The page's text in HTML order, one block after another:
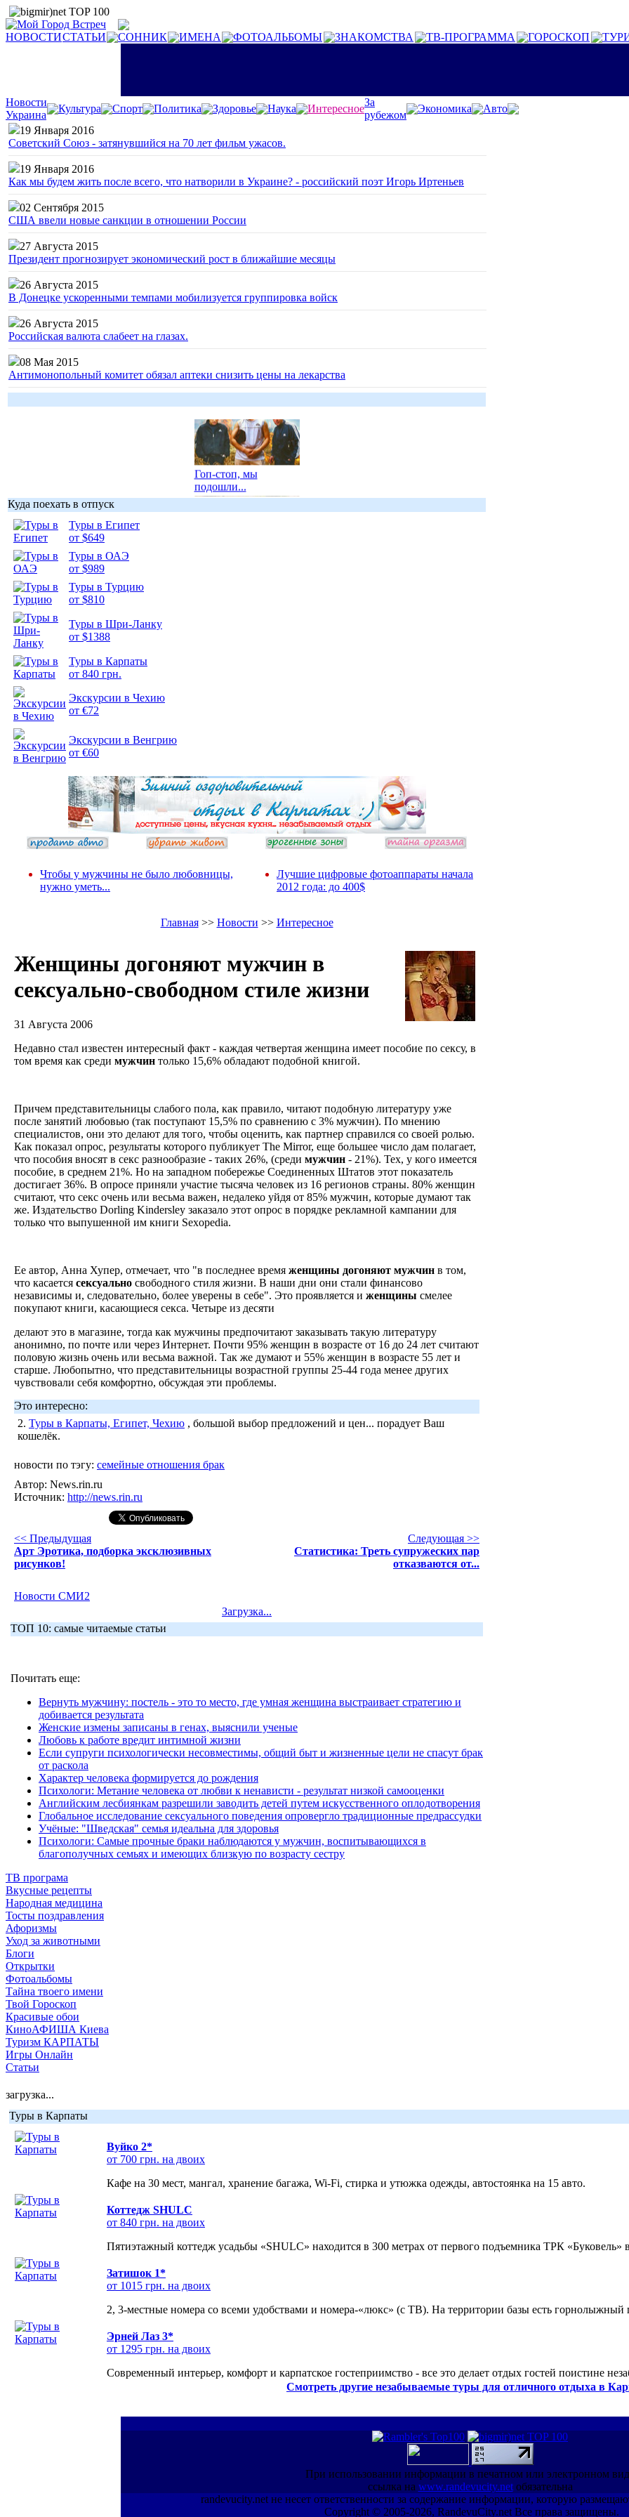
НОВОСТИСТАТЬИ СОННИК ИМЕНА ФОТОАЛЬБОМЫ ЗНАКОМСТВА ТВ-ПРОГРАММА ГОРОСКОП
Новости
Украина
Культура Спорт Политика Здоровье Наука Интересное
За
рубежом
Экономика
Авто
19 Января 2016
Советский Союз - затянувшийся на 70 лет фильм ужасов.
19 Января 2016
Как мы будем жить после всего, что натворили в Украине? - российский поэт Игорь Иртеньев
02 Сентября 2015
США ввели новые санкции в отношении России
27 Августа 2015
Президент прогнозирует экономический рост в ближайшие месяцы
26 Августа 2015
В Донецке ускоренными темпами мобилизуется группировка войск
26 Августа 2015
Российская валюта слабеет на глазах.
08 Мая 2015
Антимонопольный комитет обязал аптеки снизить цены на лекарства
Гоп-стоп, мы
подошли...
Куда поехать в отпуск
Туры в Египет
от $649
Туры в ОАЭ
от $989
Туры в Турцию
от $810
Туры в Шри-Ланку
от $1388
Туры в Карпаты
от 840 грн.
Экскурсии в Чехию
от €72
Экскурсии в Венгрию
от €60
Чтобы у мужчины не было любовницы,
нужно уметь...
Лучшие цифровые фотоаппараты начала
2012 года: до 400$
Главная>> Новости >> Интересное
Женщины догоняют мужчин в
сексуально-свободном стиле жизни
31 Августа 2006
Недавно стал известен интересный факт - каждая четвертая женщина имеет пособие по сексу, в
том время как среди мужчин только 15,6% обладают подобной книгой.
Причем представительницы слабого пола, как правило, читают подобную литературу уже
после занятий любовью (так поступают 15,5% по сравнению с 3% мужчин). По мнению
специалистов, они это делают для того, чтобы оценить, как партнер справился со своей ролью.
Как показал опрос, результаты которого публикует The Mirror, еще большее число дам полагает,
что пособия вносят в секс разнообразие - таких 26%, (среди мужчин - 21%). Тех, у кого имеется
пособие, в среднем 21%. Но на западном побережье Соединенных Штатов этот показатель
достигает 36%. В опросе приняли участие тысяча человек из 16 регионов страны. 80% женщин
считают, что секс очень или весьма важен, недалеко уйдя от 85% мужчин, которые думают так
же. Издательство Dorling Kindersley заказало этот опрос в порядке рекламной кампании для
только что выпушенной им книги Sexopedia.
Ее автор, Анна Хупер, отмечает, что "в последнее время женщины догоняют мужчин в том,
что касается сексуально свободного стиля жизни. В наши дни они стали финансово
независимы и, следовательно, более уверены в себе". Это проявляется и женщины смелее
покупают книги, касающиеся секса. Четыре из десяти
делают это в магазине, тогда как мужчины предпочитают заказывать такую литературу
анонимно, по почте или через Интернет. Почти 95% женщин в возрасте от 16 до 24 лет считают
половую жизнь очень или весьма важной. Так же думают и 55% женщин в возрасте 55 лет и
старше. Любопытно, что представительницы возрастной группы 25-44 года менее других
чувствовали себя комфортно, обсуждая эти проблемы.
Это интересно:
2. Туры в Карпаты, Египет, Чехию , большой выбор предложений и цен... порадует Ваш
кошелёк.
новости по тэгу: семейные отношения брак
Автор: News.rin.ru
Источник: http://news.rin.ru
<< Предыдущая
Арт Эротика, подборка эксклюзивных
рисунков!
Следующая >>
Статистика: Треть супружеских пар
отказваются от...
Новости СМИ2
Загрузка...
ТОП 10: самые читаемые статьи
Почитать еще:
Вернуть мужчину: постель - это то место, где умная женщина выстраивает стратегию и
добивается результата
Женские измены записаны в генах, выяснили ученые
Любовь к работе вредит интимной жизни
Если супруги психологически несовместимы, общий быт и жизненные цели не спасут брак
от раскола
Характер человека формируется до рождения
Психологи: Метание человека от любви к ненависти - результат низкой самооценки
Английским лесбиянкам разрешили заводить детей путем искусственного оплодотворения
Глобальное исследование сексуального поведения опровергло традиционные предрассудки
Учёные: "Шведская" семья идеальна для здоровья
Психологи: Самые прочные браки наблюдаются у мужчин, воспитывающихся в
благополучных семьях и имеющих близкую по возрасту сестру
ТВ програма
Вкусные рецепты
Народная медицина
Тосты поздравления
Афоризмы
Уход за животными
Блоги
Открытки
Фотоальбомы
Тайна твоего имени
Твой Гороскоп
Красивые обои
КиноАФИША Киева
Туризм КАРПАТЫ
Игры Онлайн
Статьи
загрузка...
Туры в Карпаты
Вуйко 2*
от 700 грн. на двоих
Кафе на 30 мест, мангал, хранение багажа, Wi-Fi, стирка и утюжка одежды, автостоянка на 15 авто.
Коттедж SHULC
от 840 грн. на двоих
Пятиэтажный коттедж усадьбы «SHULC» находится в 300 метрах от первого подъемника ТРК «Буковель»
Затишок 1*
от 1015 грн. на двоих
2, 3-местные номера со всеми удобствами и номера-«люкс» (с ТВ). На территории базы есть горнолыжный
Эрней Лаз 3*
от 1295 грн. на двоих
Современный интерьер, комфорт и карпатское гостеприимство - все это делает отдых гостей поистине
Смотреть другие незабываемые туры для отличного отдыха в
При использовании информации в печатном или электронном
ссылка на www.randevucity.netобязательна
randevucity.net не несет ответственности за содержание информации, которую
Copyright © 2005-2026, RandevuCity.net Все права защищены.